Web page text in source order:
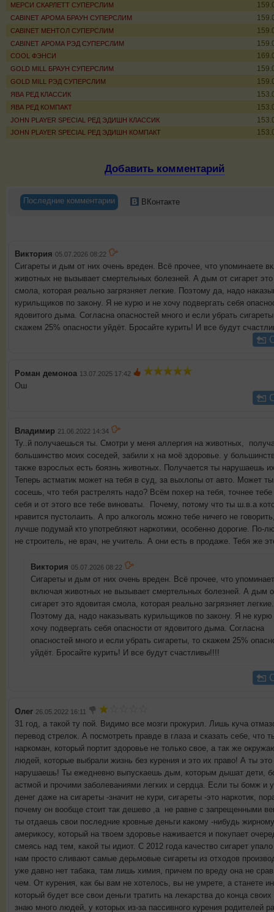
МЕРСИ СКАРЛЕТТ СУПЕРСЛИМ
CABINET АРОМА БРАУН СУПЕРСЛИМ
CABINET МЕНТОЛ СУПЕРСЛИМ
CABINET АРОМА РЭД СУПЕРСЛИМ
COOL ФЭНСИ
GOLD MILL БРАУН СУПЕРСЛИМ
GOLD MILL РЭД СУПЕРСЛИМ
ЯВА РЕД КЛАССИК
ЯВА РЕД КОМПАКТ
JOHN PLAYER SPECIAL РЕД ЭДИШН КЛАССИК
JOHN PLAYER SPECIAL РЕД ЭДИШН КОМПАКТ
Добавить комментарий
Последние комментарии ВКонтакте
Виктория 05.07.2026 08:22
Сигареты и дым от них очень вреден. Всё прочее, что упоминаете
животных не вызывает смертельных болезней. А дым от сигарет это
смола, которая реально загрязняет легкие. Поэтому да, надо
курильщиков по закону. Я не курю и не хочу подвергать себя
ядовитого дыма. Согласна опасностей много и если убрать
скажем 25% опасности уйдёт. Бросайте курить! И все будут
Роман демоноа 13.07.2025 17:42
Ош
Владимир 21.06.2022 14:34
Ту..й получаешься ты. Смотри у меня аллергия на животных,
большинство моих соседей, забили х на моё здоровье. у
также взрослых есть боязнь животных. Получается ты нарушаешь
Теперь астматик может на тебя в суд, за выхлопы от авто. Может ты
сосешь, что тебя растрелять надо? Всём похер на тебя, точнее
себя и от этого все тебе виноваты. Почему, потому что ты ш.в.а
нравится пустолаить. А про алкоголь можно тебе ничего не
лучше подумай кто употребляют наркотики, особенно дорогие. По-
не строитель, не врач, не учитель. А они есть в продаже. Тебя же
Виктория 05.07.2026 08:22
Сигареты и дым от них очень вреден. Всё прочее, что
включая животных не вызывает смертельных болезней. А дым
сигарет это ядовитая смола, которая реально загрязняет легкие.
Поэтому да, надо наказывать курильщиков по закону. Я не курю
хочу подвергать себя опасности от ядовитого дыма. Согласна
опасностей много и если убрать сигареты, то скажем 25%
уйдёт. Бросайте курить! И все будут счастливы!!!!
Олег 26.05.2022 16:11
31 год, а такой ту пой. Видимо все мозги прокурил. Лишь куча
перевод стрелок. А посмотреть правде в глаза и сказать себе, что
наркоман, который портит здоровье не только свое, а так же
людей, которые выбрали жизнь без курения и это их право! А ты это
нарушаешь! Ты ежедневно выпускаешь дым, которым дышат дети,
астмой и прочими заболеваниями легких и сердца. Если ты бомж и
денег даже на сигареты -значит не кури, сигареты -это наркотик,
почему он вообще стоит так дешево ,а не равне с запрещенными
ты отдаешь свои последние кровные деньги какому -нибудь жирному
америкосу, который на твоем здоровье наживается и покупает
смеясь над тем, какой ты идиот. С 2012 года качество сигарет
нам просто сливают самые дерьмовые сигареты из отходов
уже давно нет табака, там лишь химия, причем по вреду она не
чем. От курения, как бы вам не хотелось, вы не умрете, а станете
который будет все свои деньги тратить на лекарства до конца
знаю много людей, у которых из-за пассивного курения родителей